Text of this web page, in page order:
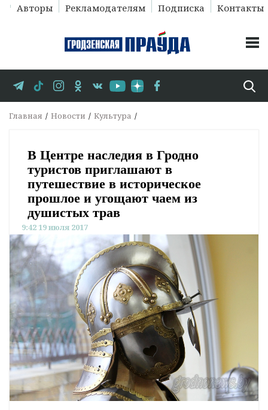
Авторы Рекламодателям Подписка Контакты
Главная Новости Культура
В Центре наследия в Гродно
туристов приглашают в
путешествие в историческое
прошлое и угощают чаем из
душистых трав
9:42 19 июля 2017